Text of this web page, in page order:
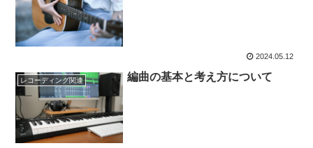
2024.05.12
レコーディング関連 編曲の基本と考え方について